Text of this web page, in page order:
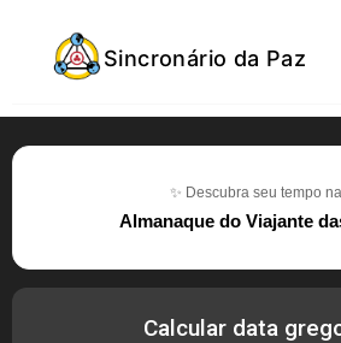
Sincronário da Paz
✨ Descubra seu tempo
Almanaque do Viajante
Calcular data